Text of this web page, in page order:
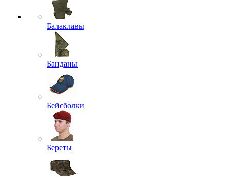
Балаклавы
Банданы
Бейсболки
Береты